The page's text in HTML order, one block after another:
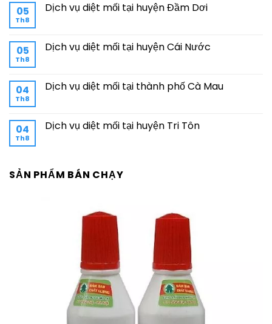
05
Th8
Dịch vụ diệt mối tại huyện Đầm Dơi
05
Th8
Dịch vụ diệt mối tại huyện Cái Nước
04
Th8
Dịch vụ diệt mối tại thành phố Cà Mau
04
Th8
Dịch vụ diệt mối tại huyện Tri Tôn
SẢN PHẨM BÁN CHẠY